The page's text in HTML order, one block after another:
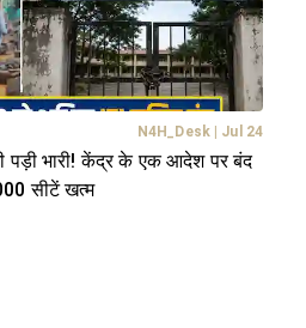
N4H_Desk| Jul 24
पड़ी भारी! केंद्र के एक आदेश पर बंद
सीटें खत्म